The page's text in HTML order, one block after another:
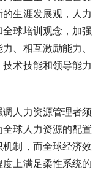
生涯发展观，人力
球培训观念，加强
、相互激励能力、
术技能和领导能力
人力资源管理者须
球人力资源的配置
制，而全球经济效
上满足柔性系统的